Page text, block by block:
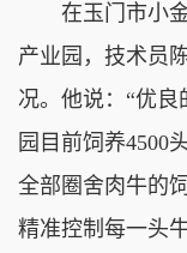
在玉门市小金
产业园，技术员
况。他说：“优
园目前饲养4500
全部圈舍肉牛的
精准控制每一头